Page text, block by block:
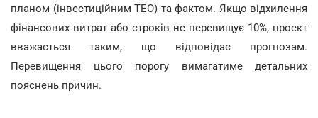
планом (інвестиційним ТЕО) та фактом. Якщо відхилення
фінансових витрат або строків не перевищує 10%, проект
вважається таким, що відповідає прогнозам.
Перевищення цього порогу вимагатиме детальних
пояснень причин.